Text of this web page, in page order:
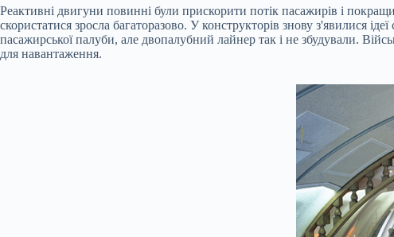
Реактивні двигуни повинні були прискорити потік пасажирів і
скористатися зросла багаторазово. У конструкторів знову з'явилися
пасажирської палуби, але двопалубний лайнер так і не збудували.
для навантаження.